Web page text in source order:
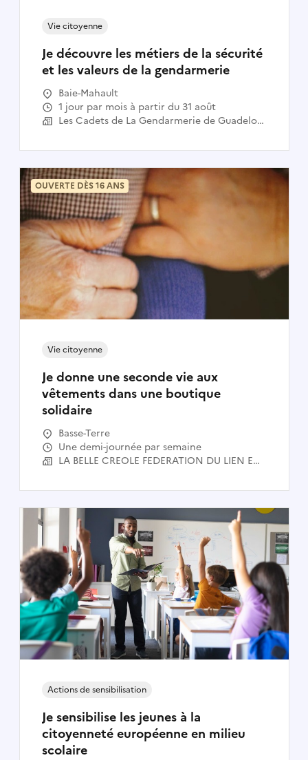
Je découvre les métiers de la sécurité
et les valeurs de la gendarmerie
Vie citoyenne
Baie-Mahault
1 jour par mois à partir du 31 août
Les Cadets de La Gendarmerie de Guadeloupe
Je donne une seconde vie aux
vêtements dans une boutique
solidaire
Vie citoyenne
Basse-Terre
Une demi-journée par semaine
LA BELLE CREOLE FEDERATION DU LIEN ECONOMIQUE SOCIAL ET SOLIDAIRE
OUVERTE DÈS 16 ANS
Je sensibilise les jeunes à la
citoyenneté européenne en milieu
scolaire
Actions de sensibilisation